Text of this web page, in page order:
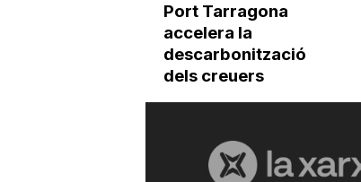
Port Tarragona
accelera la
descarbonització
dels creuers